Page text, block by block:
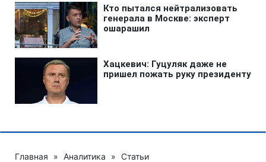
Главная » Аналитика » Статьи